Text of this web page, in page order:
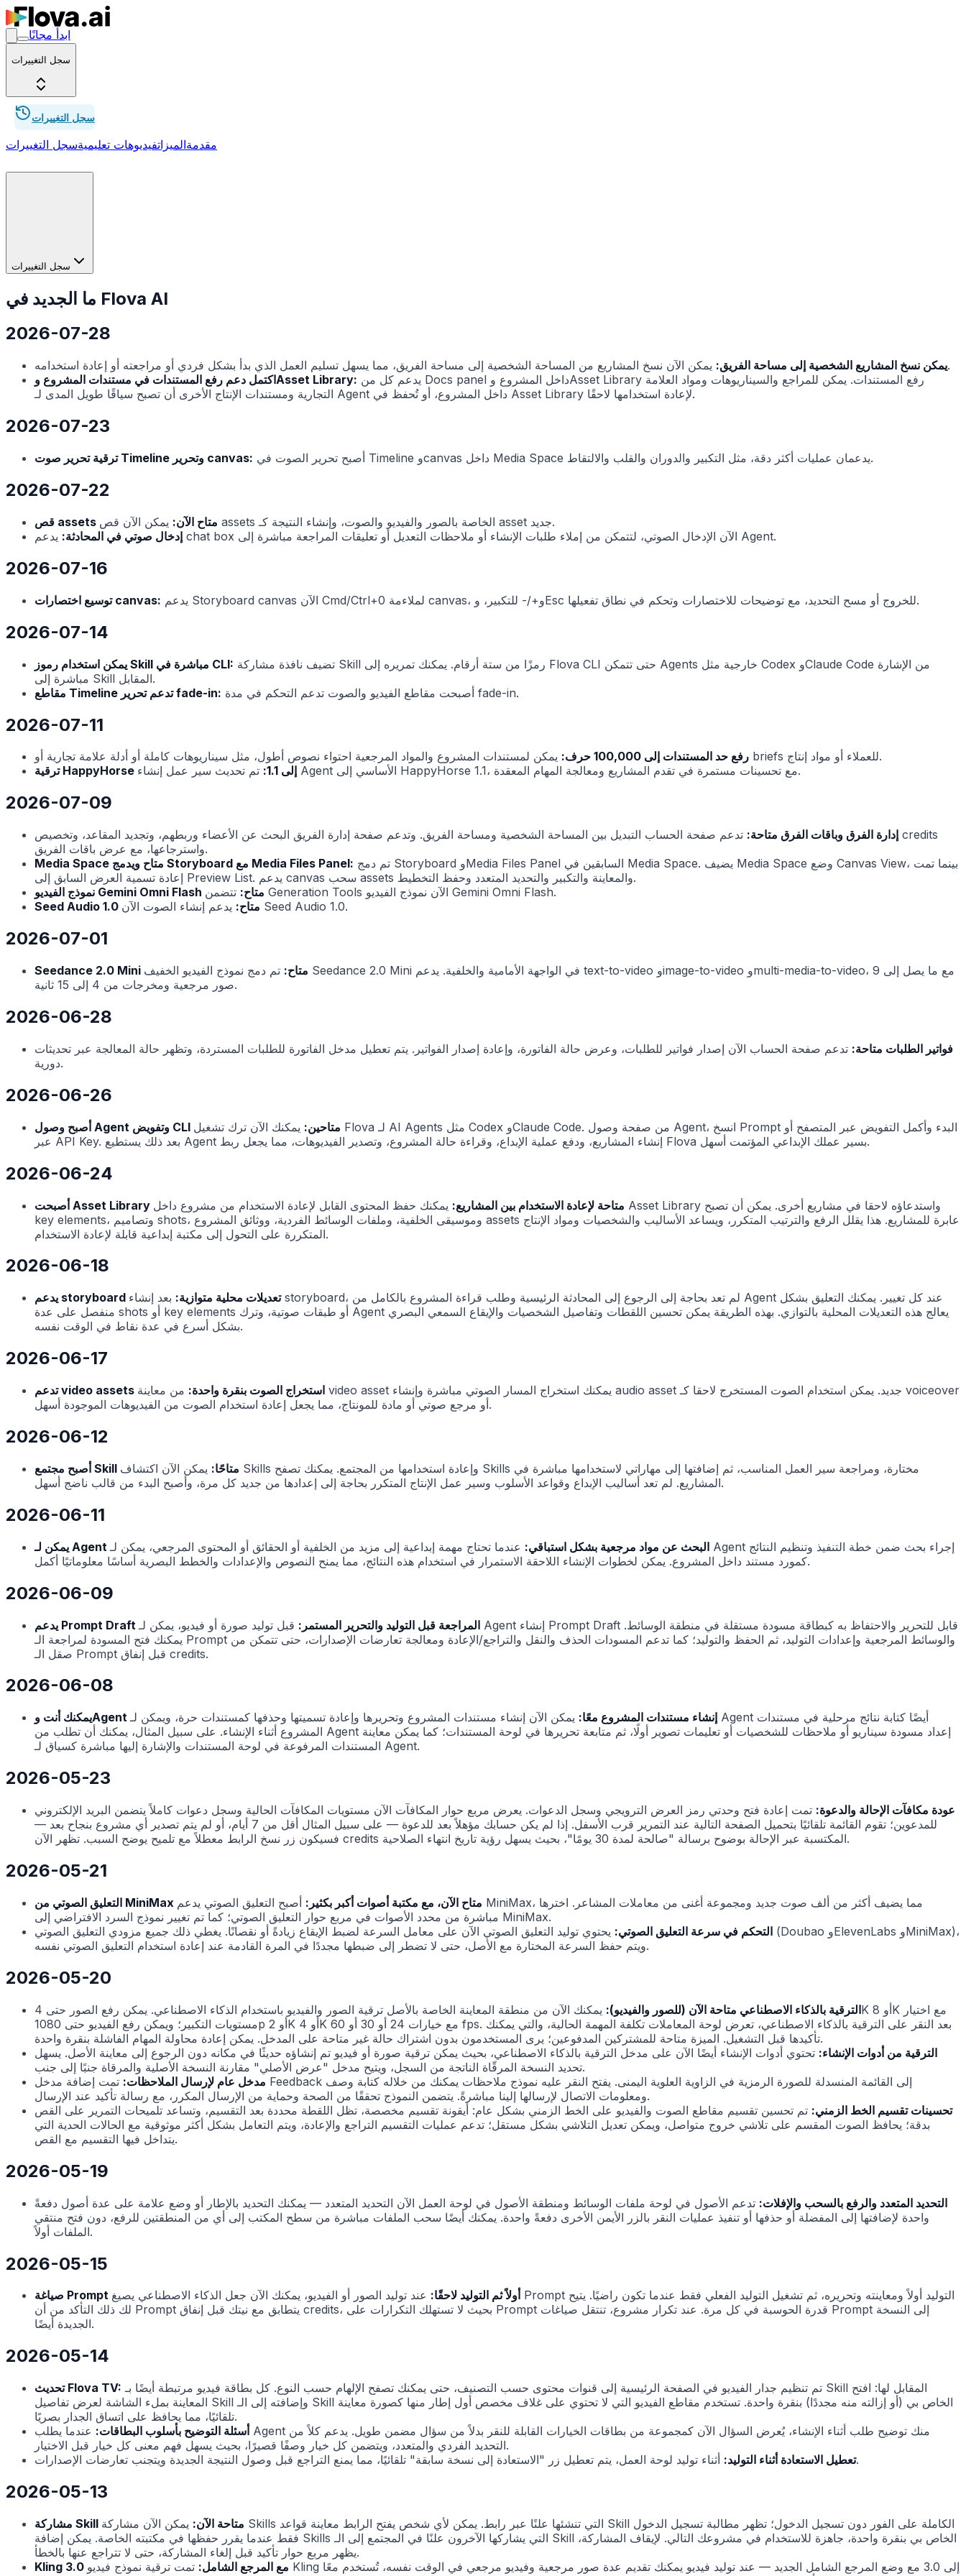
ابدأ مجانًا
سجل التغييرات
سجل التغييرات
مقدمةالميزاتفيديوهات تعليميةسجل التغييرات
سجل التغييرات
ما الجديد في Flova AI
2026-07-28
يمكن نسخ المشاريع الشخصية إلى مساحة الفريق:يمكن الآن نسخ المشاريع من المساحة الشخصية إلى مساحة الفريق، مما يسهل تسليم العمل الذي بدأ بشكل فردي أو مراجعته أو إعادة استخدامه.
اكتمل دعم رفع المستندات في مستندات المشروع وAsset Library:
التجارية ومستندات الإنتاج الأخرى أن تصبح سياقًا طويل المدى لـ Agent داخل المشروع، أو تُحفظ في Asset Library لإعادة استخدامها لاحقًا.
2026-07-23
ترقية تحرير صوت Timeline وتحرير canvas: أصبح تحرير الصوت في Timeline وcanvas داخل Media Space يدعمان عمليات أكثر دقة، مثل التكبير والدوران والقلب والالتقاط.
2026-07-22
قص assets متاح الآن:
يمكن الآن قص assets الخاصة بالصور والفيديو والصوت، وإنشاء النتيجة كـ asset جديد.
إدخال صوتي في المحادثة:
يدعم chat box الآن الإدخال الصوتي، لتتمكن من إملاء طلبات الإنشاء أو ملاحظات التعديل أو تعليقات المراجعة مباشرة إلى Agent.
2026-07-16
توسيع اختصارات canvas: يدعم Storyboard canvas الآن Cmd/Ctrl+0 لملاءمة canvas، و+/- للتكبير، وEsc للخروج أو مسح التحديد، مع توضيحات للاختصارات وتحكم في نطاق تفعيلها.
2026-07-14
يمكن استخدام رموز Skill مباشرة في CLI:
مباشرة إلى Skill المقابل.
مقاطع Timeline تدعم تحرير fade-in:
أصبحت مقاطع الفيديو والصوت تدعم التحكم في مدة fade-in.
2026-07-11
رفع حد المستندات إلى 100,000 حرف:
يمكن لمستندات المشروع والمواد المرجعية احتواء نصوص أطول، مثل سيناريوهات كاملة أو أدلة علامة تجارية أو briefs للعملاء أو مواد إنتاج.
ترقية HappyHorse إلى 1.1:
تم تحديث سير عمل إنشاء Agent الأساسي إلى HappyHorse 1.1، مع تحسينات مستمرة في تقدم المشاريع ومعالجة المهام المعقدة.
2026-07-09
إدارة الفرق وباقات الفرق متاحة: تدعم صفحة الحساب التبديل بين المساحة الشخصية ومساحة الفريق. وتدعم صفحة إدارة الفريق البحث عن الأعضاء وربطهم، وتجديد المقاعد، وتخصيص credits
واسترجاعها، مع عرض باقات الفريق.
Media Space متاح ويدمج Storyboard مع Media Files Panel:
إعادة تسمية العرض السابق إلى Preview List. يدعم canvas سحب assets والمعاينة والتكبير والتحديد المتعدد وحفظ التخطيط.
نموذج الفيديو Gemini Omni Flash متاح:
تتضمن Generation Tools الآن نموذج الفيديو Gemini Omni Flash.
Seed Audio 1.0 متاح: يدعم إنشاء الصوت الآن Seed Audio 1.0.
2026-07-01
Seedance 2.0 Mini متاح: تم دمج نموذج الفيديو الخفيف Seedance 2.0 Mini في الواجهة الأمامية والخلفية. يدعم text-to-video وimage-to-video وmulti-media-to-video، مع ما يصل إلى 9
صور مرجعية ومخرجات من 4 إلى 15 ثانية.
2026-06-28
فواتير الطلبات متاحة: تدعم صفحة الحساب الآن إصدار فواتير للطلبات، وعرض حالة الفاتورة، وإعادة إصدار الفواتير. يتم تعطيل مدخل الفاتورة للطلبات المستردة، وتظهر حالة المعالجة عبر تحديثات
دورية.
2026-06-26
أصبح وصول Agent وتفويض CLI متاحين: يمكنك الآن ترك تشغيل Flova لـ AI Agents مثل Codex وClaude Code. من صفحة وصول Agent، انسخ Prompt البدء وأكمل التفويض عبر المتصفح أو
عبر API Key. بعد ذلك يستطيع Agent إنشاء المشاريع، ودفع عملية الإبداع، وقراءة حالة المشروع، وتصدير الفيديوهات، مما يجعل ربط Flova بسير عملك الإبداعي المؤتمت أسهل.
2026-06-24
أصبحت Asset Library متاحة لإعادة الاستخدام بين المشاريع: يمكنك حفظ المحتوى القابل لإعادة الاستخدام من مشروع داخل Asset Library واستدعاؤه لاحقا في مشاريع أخرى. يمكن أن تصبح
key elements، وتصاميم shots، وموسيقى الخلفية، وملفات الوسائط الفردية، ووثائق المشروع assets عابرة للمشاريع. هذا يقلل الرفع والترتيب المتكرر، ويساعد الأساليب والشخصيات ومواد الإنتاج
المتكررة على التحول إلى مكتبة إبداعية قابلة لإعادة الاستخدام.
2026-06-18
يدعم storyboard تعديلات محلية متوازية: بعد إنشاء storyboard، لم تعد بحاجة إلى الرجوع إلى المحادثة الرئيسية وطلب قراءة المشروع بالكامل من Agent عند كل تغيير. يمكنك التعليق بشكل
منفصل على عدة shots أو key elements أو طبقات صوتية، وترك Agent يعالج هذه التعديلات المحلية بالتوازي. بهذه الطريقة يمكن تحسين اللقطات وتفاصيل الشخصيات والإيقاع السمعي البصري
بشكل أسرع في عدة نقاط في الوقت نفسه.
2026-06-17
تدعم video assets استخراج الصوت بنقرة واحدة: من معاينة video asset يمكنك استخراج المسار الصوتي مباشرة وإنشاء audio asset جديد. يمكن استخدام الصوت المستخرج لاحقا كـ voiceover
أو مرجع صوتي أو مادة للمونتاج، مما يجعل إعادة استخدام الصوت من الفيديوهات الموجودة أسهل.
2026-06-12
أصبح مجتمع Skill متاحًا: يمكن الآن اكتشاف Skills وإعادة استخدامها من المجتمع. يمكنك تصفح Skills مختارة، ومراجعة سير العمل المناسب، ثم إضافتها إلى مهاراتي لاستخدامها مباشرة في
المشاريع. لم تعد أساليب الإبداع وقواعد الأسلوب وسير عمل الإنتاج المتكرر بحاجة إلى إعدادها من جديد كل مرة، وأصبح البدء من قالب ناضج أسهل.
2026-06-11
يمكن لـ Agent البحث عن مواد مرجعية بشكل استباقي: عندما تحتاج مهمة إبداعية إلى مزيد من الخلفية أو الحقائق أو المحتوى المرجعي، يمكن لـ Agent إجراء بحث ضمن خطة التنفيذ وتنظيم النتائج
كمورد مستند داخل المشروع. يمكن لخطوات الإنشاء اللاحقة الاستمرار في استخدام هذه النتائج، مما يمنح النصوص والإعدادات والخطط البصرية أساسًا معلوماتيًا أكمل.
2026-06-09
يدعم Prompt Draft المراجعة قبل التوليد والتحرير المستمر: قبل توليد صورة أو فيديو، يمكن لـ Agent إنشاء Prompt Draft قابل للتحرير والاحتفاظ به كبطاقة مسودة مستقلة في منطقة الوسائط.
يمكنك فتح المسودة لمراجعة الـ Prompt والوسائط المرجعية وإعدادات التوليد، ثم الحفظ والتوليد؛ كما تدعم المسودات الحذف والنقل والتراجع/الإعادة ومعالجة تعارضات الإصدارات، حتى تتمكن من
صقل الـ Prompt قبل إنفاق credits.
2026-06-08
يمكنك أنت وAgent إنشاء مستندات المشروع معًا: يمكن الآن إنشاء مستندات المشروع وتحريرها وإعادة تسميتها وحذفها كمستندات حرة، ويمكن لـ Agent أيضًا كتابة نتائج مرحلية في مستندات
المشروع أثناء الإنشاء. على سبيل المثال، يمكنك أن تطلب من Agent إعداد مسودة سيناريو أو ملاحظات للشخصيات أو تعليمات تصوير أولًا، ثم متابعة تحريرها في لوحة المستندات؛ كما يمكن معاينة
المستندات المرفوعة في لوحة المستندات والإشارة إليها مباشرة كسياق لـ Agent.
2026-05-23
عودة مكافآت الإحالة والدعوة: تمت إعادة فتح وحدتي رمز العرض الترويجي وسجل الدعوات. يعرض مربع حوار المكافآت الآن مستويات المكافآت الحالية وسجل دعوات كاملاً يتضمن البريد الإلكتروني
للمدعوين؛ تقوم القائمة تلقائيًا بتحميل الصفحة التالية عند التمرير قرب الأسفل. إذا لم يكن حسابك مؤهلاً بعد للدعوة — على سبيل المثال أقل من 7 أيام، أو لم يتم تصدير أي مشروع بنجاح بعد —
فسيكون زر نسخ الرابط معطلاً مع تلميح يوضح السبب. تظهر الآن credits المكتسبة عبر الإحالة بوضوح برسالة "صالحة لمدة 30 يومًا"، بحيث يسهل رؤية تاريخ انتهاء الصلاحية.
2026-05-21
التعليق الصوتي من MiniMax متاح الآن، مع مكتبة أصوات أكبر بكثير: أصبح التعليق الصوتي يدعم MiniMax، مما يضيف أكثر من ألف صوت جديد ومجموعة أغنى من معاملات المشاعر. اخترها
مباشرة من محدد الأصوات في مربع حوار التعليق الصوتي؛ كما تم تغيير نموذج السرد الافتراضي إلى MiniMax.
التحكم في سرعة التعليق الصوتي: يحتوي توليد التعليق الصوتي الآن على معامل السرعة لضبط الإيقاع زيادةً أو نقصانًا. يغطي ذلك جميع مزودي التعليق الصوتي (Doubao وElevenLabs وMiniMax)،
ويتم حفظ السرعة المختارة مع الأصل، حتى لا تضطر إلى ضبطها مجددًا في المرة القادمة عند إعادة استخدام التعليق الصوتي نفسه.
2026-05-20
الترقية بالذكاء الاصطناعي متاحة الآن (للصور والفيديو):
يمكنك الآن من منطقة المعاينة الخاصة بالأصل ترقية الصور والفيديو باستخدام الذكاء الاصطناعي. يمكن رفع الصور حتى 4K أو 8K مع اختيار
مستويات التكبير؛ ويمكن رفع الفيديو حتى 1080p أو 2K أو 4K مع خيارات 24 أو 30 أو 60 fps. بعد النقر على الترقية بالذكاء الاصطناعي، تعرض لوحة المعاملات تكلفة المهمة الحالية، والتي يمكنك
تأكيدها قبل التشغيل. الميزة متاحة للمشتركين المدفوعين؛ يرى المستخدمون بدون اشتراك حالة غير متاحة على المدخل. يمكن إعادة محاولة المهام الفاشلة بنقرة واحدة.
الترقية من أدوات الإنشاء: تحتوي أدوات الإنشاء أيضًا الآن على مدخل الترقية بالذكاء الاصطناعي، بحيث يمكن ترقية صورة أو فيديو تم إنشاؤه حديثًا في مكانه دون الرجوع إلى معاينة الأصل. يسهل
تحديد النسخة المرقّاة الناتجة من السجل، ويتيح مدخل "عرض الأصلي" مقارنة النسخة الأصلية والمرقاة جنبًا إلى جنب.
مدخل عام لإرسال الملاحظات: تمت إضافة مدخل Feedback إلى القائمة المنسدلة للصورة الرمزية في الزاوية العلوية اليمنى. يفتح النقر عليه نموذج ملاحظات يمكنك من خلاله كتابة وصف
ومعلومات الاتصال لإرسالها إلينا مباشرةً. يتضمن النموذج تحققًا من الصحة وحماية من الإرسال المكرر، مع رسالة تأكيد عند الإرسال.
تحسينات تقسيم الخط الزمني: تم تحسين تقسيم مقاطع الصوت والفيديو على الخط الزمني بشكل عام: أيقونة تقسيم مخصصة، تظل اللقطة محددة بعد التقسيم، وتساعد تلميحات التمرير على القص
بدقة؛ يحافظ الصوت المقسم على تلاشي خروج متواصل، ويمكن تعديل التلاشي بشكل مستقل؛ تدعم عمليات التقسيم التراجع والإعادة، ويتم التعامل بشكل أكثر موثوقية مع الحالات الحدية التي
يتداخل فيها التقسيم مع القص.
2026-05-19
التحديد المتعدد والرفع بالسحب والإفلات: تدعم الأصول في لوحة ملفات الوسائط ومنطقة الأصول في لوحة العمل الآن التحديد المتعدد — يمكنك التحديد بالإطار أو وضع علامة على عدة أصول دفعةً
واحدة لإضافتها إلى المفضلة أو حذفها أو تنفيذ عمليات النقر بالزر الأيمن الأخرى دفعةً واحدة. يمكنك أيضًا سحب الملفات مباشرة من سطح المكتب إلى أي من المنطقتين للرفع، دون فتح منتقي
الملفات أولاً.
2026-05-15
صياغة Prompt أولاً ثم التوليد لاحقًا: عند توليد الصور أو الفيديو، يمكنك الآن جعل الذكاء الاصطناعي يصيغ Prompt التوليد أولاً ومعاينته وتحريره، ثم تشغيل التوليد الفعلي فقط عندما تكون راضيًا. يتيح
لك ذلك التأكد من أن Prompt يتطابق مع نيتك قبل إنفاق credits، بحيث لا تستهلك التكرارات على Prompt قدرة الحوسبة في كل مرة. عند تكرار مشروع، تنتقل صياغات Prompt إلى النسخة
الجديدة أيضًا.
2026-05-14
تحديث Flova TV: تم تنظيم جدار الفيديو في الصفحة الرئيسية إلى قنوات محتوى حسب التصنيف، حتى يمكنك تصفح الإلهام حسب النوع. كل بطاقة فيديو مرتبطة أيضًا بـ Skill المقابل لها: افتح
المعاينة بملء الشاشة لعرض تفاصيل Skill وإضافته إلى الـ Skill الخاص بي (أو إزالته منه مجددًا) بنقرة واحدة. تستخدم مقاطع الفيديو التي لا تحتوي على غلاف مخصص أول إطار منها كصورة معاينة
تلقائيًا، مما يحافظ على اتساق الجدار بصريًا.
أسئلة التوضيح بأسلوب البطاقات: عندما يطلب Agent منك توضيح طلب أثناء الإنشاء، يُعرض السؤال الآن كمجموعة من بطاقات الخيارات القابلة للنقر بدلاً من سؤال مضمن طويل. يدعم كلاً من
التحديد الفردي والمتعدد، ويتضمن كل خيار وصفًا قصيرًا، بحيث يسهل فهم معنى كل خيار قبل الاختيار.
تعطيل الاستعادة أثناء التوليد:أثناء توليد لوحة العمل، يتم تعطيل زر "الاستعادة إلى نسخة سابقة" تلقائيًا، مما يمنع التراجع قبل وصول النتيجة الجديدة ويتجنب تعارضات الإصدارات.
2026-05-13
مشاركة Skill متاحة الآن: يمكن الآن مشاركة Skills التي تنشئها علنًا عبر رابط. يمكن لأي شخص يفتح الرابط معاينة قواعد Skill الكاملة على الفور دون تسجيل الدخول؛ تظهر مطالبة تسجيل الدخول
فقط عندما يقرر حفظها في مكتبته الخاصة. يمكن إضافة Skills التي يشاركها الآخرون علنًا في المجتمع إلى الـ Skill الخاص بي بنقرة واحدة، جاهزة للاستخدام في مشروعك التالي. لإيقاف المشاركة،
يظهر مربع حوار تأكيد قبل إلغاء المشاركة، حتى لا تتراجع عنها بالخطأ.
Kling 3.0 مع المرجع الشامل: تمت ترقية نموذج فيديو Kling إلى 3.0 مع وضع المرجع الشامل الجديد — عند توليد فيديو يمكنك تقديم عدة صور مرجعية وفيديو مرجعي في الوقت نفسه، تُستخدم معًا